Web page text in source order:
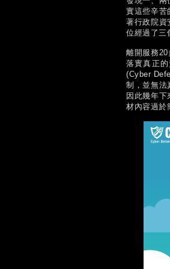
實這些辛苦
著行政院資
位經過了三
離開服務
落實真正
(Cyber
制，並無法
因此幾年
材內容過於